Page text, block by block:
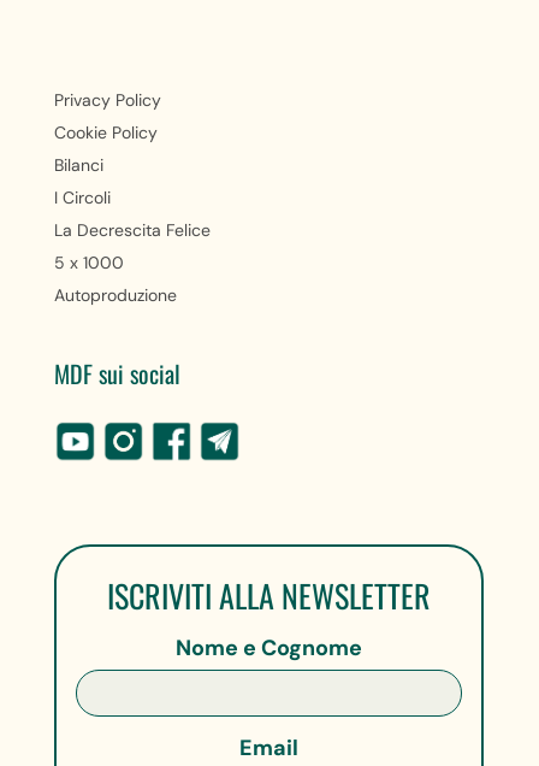
Privacy Policy
Cookie Policy
Bilanci
I Circoli
La Decrescita Felice
5 x 1000
Autoproduzione
MDF sui social
ISCRIVITI ALLA NEWSLETTER
Nome e Cognome
Email